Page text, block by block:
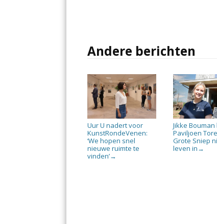
Andere berichten
Uur U nadert voor
KunstRondeVenen:
‘We hopen snel
nieuwe ruimte te
vinden’→
Jikke
Paviljoen
Grote Sniep
leven in →